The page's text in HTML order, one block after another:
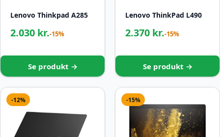
Lenovo Thinkpad A285
2.030 kr.-15%
Se produkt →
Lenovo ThinkPad L490
2.370 kr.-15%
Se produkt →
-12% -15%